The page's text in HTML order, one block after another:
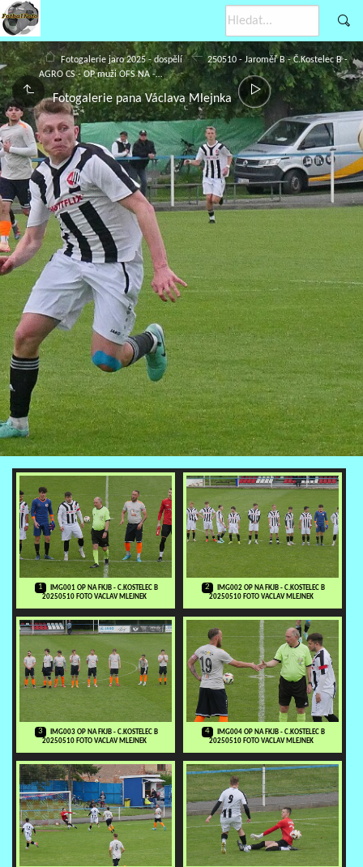
Fotogalerie jaro 2025 - dospělí
250510 - Jaroměř B - Č.Kostelec B -
AGRO CS - OP muži OFS NA -…
Fotogalerie pana Václava Mlejnka
1
IMG001 OP NA FKJB - C.KOSTELEC B
20250510 FOTO VACLAV MLEJNEK
2
IMG002 OP NA FKJB - C.KOSTELEC B
20250510 FOTO VACLAV MLEJNEK
3
IMG003 OP NA FKJB - C.KOSTELEC B
20250510 FOTO VACLAV MLEJNEK
4
IMG004 OP NA FKJB - C.KOSTELEC B
20250510 FOTO VACLAV MLEJNEK